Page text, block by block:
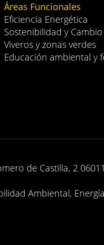
Áreas Funcionales
Eficiencia Energética
Sostenibilidad y
Viveros y zonas verdes
Educación ambiental y
de Castilla, 2
Ambiental,